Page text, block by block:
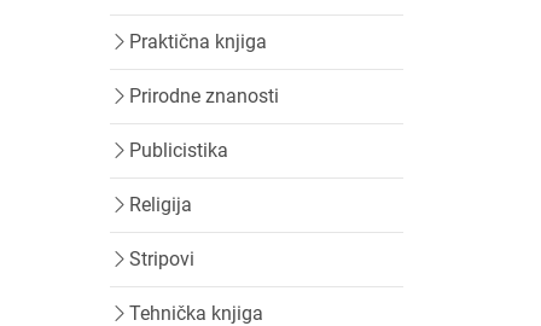
Praktična knjiga
Prirodne znanosti
Publicistika
Religija
Stripovi
Tehnička knjiga